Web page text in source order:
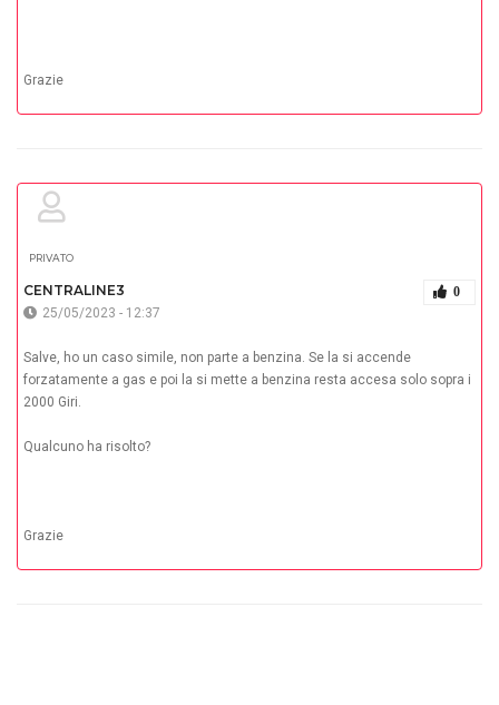
Grazie
PRIVATO
CENTRALINE3 0
25/05/2023 - 12:37
Salve, ho un caso simile, non parte a benzina. Se la si accende
forzatamente a gas e poi la si mette a benzina resta accesa solo sopra i
2000 Giri.
Qualcuno ha risolto?
Grazie